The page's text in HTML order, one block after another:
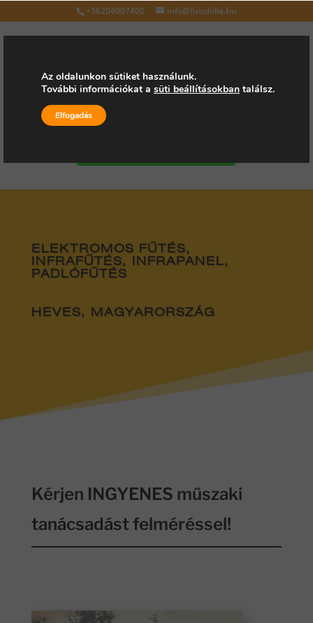
+36204007400 info@futofolia.hu
Válasszon oldalt
ELEKTROMOS FŰTÉS,
INFRAFŰTÉS, INFRAPANEL,
PADLÓFŰTÉS
HEVES, MAGYARORSZÁG
Kérjen INGYENES műszaki
tanácsadást felméréssel!
Az oldalunkon sütiket használunk.
További információkat a süti beállításokban találsz.
Elfogadás